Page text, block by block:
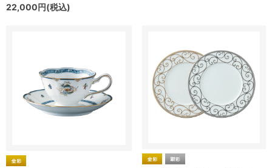
22,000円(税込)